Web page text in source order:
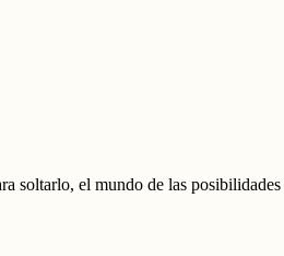
soltarlo, el mundo de las